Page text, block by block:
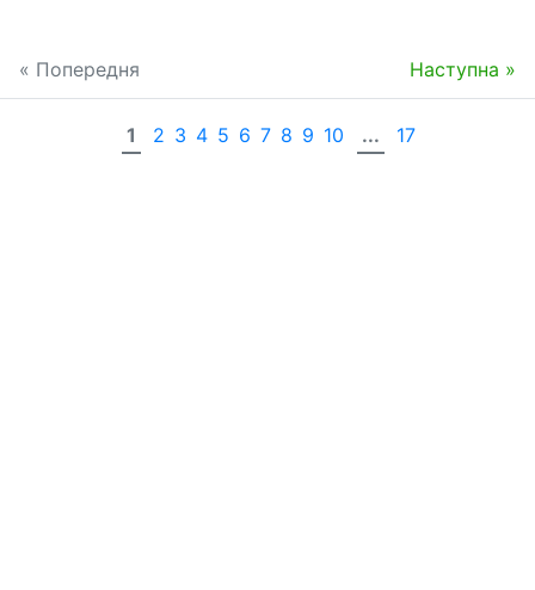
« Попередня Наступна »
1 2 3 4 5 6 7 8 9 10 ... 17